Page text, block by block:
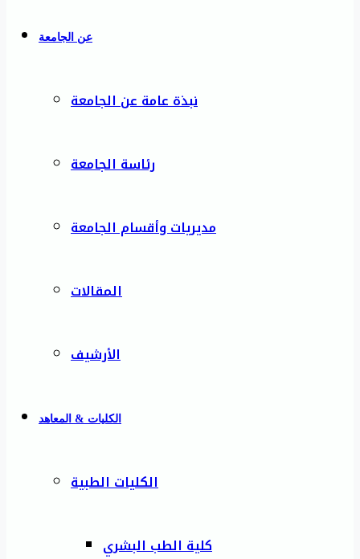
عن الجامعة
نبذة عامة عن الجامعة
رئاسة الجامعة
مديريات وأقسام الجامعة
المقالات
الأرشيف
الكليات & المعاهد
الكليات الطبية
كلية الطب البشري